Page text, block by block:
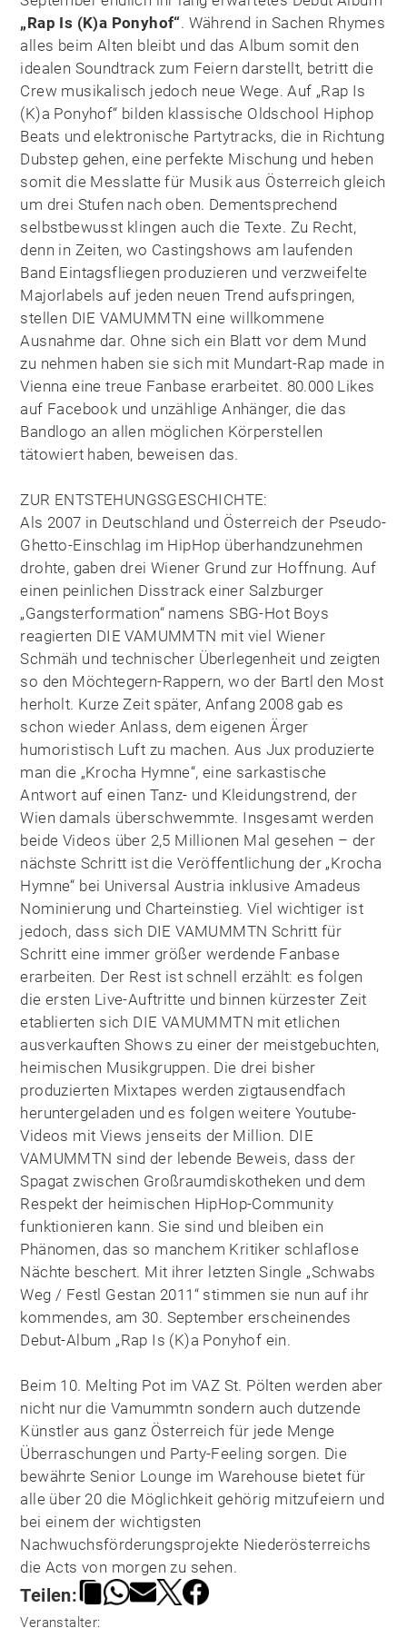
„Rap Is (K)a Ponyhof“. Während in Sachen Rhymes
alles beim Alten bleibt und das Album somit den
idealen Soundtrack zum Feiern darstellt, betritt die
Crew musikalisch jedoch neue Wege. Auf „Rap Is
(K)a Ponyhof“ bilden klassische Oldschool Hiphop
Beats und elektronische Partytracks, die in Richtung
Dubstep gehen, eine perfekte Mischung und heben
somit die Messlatte für Musik aus Österreich gleich
um drei Stufen nach oben. Dementsprechend
selbstbewusst klingen auch die Texte. Zu Recht,
denn in Zeiten, wo Castingshows am laufenden
Band Eintagsfliegen produzieren und verzweifelte
Majorlabels auf jeden neuen Trend aufspringen,
stellen DIE VAMUMMTN eine willkommene
Ausnahme dar. Ohne sich ein Blatt vor dem Mund
zu nehmen haben sie sich mit Mundart-Rap made in
Vienna eine treue Fanbase erarbeitet. 80.000 Likes
auf Facebook und unzählige Anhänger, die das
Bandlogo an allen möglichen Körperstellen
tätowiert haben, beweisen das.
ZUR ENTSTEHUNGSGESCHICHTE:
Als 2007 in Deutschland und Österreich der Pseudo-
Ghetto-Einschlag im HipHop überhandzunehmen
drohte, gaben drei Wiener Grund zur Hoffnung. Auf
einen peinlichen Disstrack einer Salzburger
„Gangsterformation“ namens SBG-Hot Boys
reagierten DIE VAMUMMTN mit viel Wiener
Schmäh und technischer Überlegenheit und zeigten
so den Möchtegern-Rappern, wo der Bartl den Most
herholt. Kurze Zeit später, Anfang 2008 gab es
schon wieder Anlass, dem eigenen Ärger
humoristisch Luft zu machen. Aus Jux produzierte
man die „Krocha Hymne“, eine sarkastische
Antwort auf einen Tanz- und Kleidungstrend, der
Wien damals überschwemmte. Insgesamt werden
beide Videos über 2,5 Millionen Mal gesehen – der
nächste Schritt ist die Veröffentlichung der „Krocha
Hymne“ bei Universal Austria inklusive Amadeus
Nominierung und Charteinstieg. Viel wichtiger ist
jedoch, dass sich DIE VAMUMMTN Schritt für
Schritt eine immer größer werdende Fanbase
erarbeiten. Der Rest ist schnell erzählt: es folgen
die ersten Live-Auftritte und binnen kürzester Zeit
etablierten sich DIE VAMUMMTN mit etlichen
ausverkauften Shows zu einer der meistgebuchten,
heimischen Musikgruppen. Die drei bisher
produzierten Mixtapes werden zigtausendfach
heruntergeladen und es folgen weitere Youtube-
Videos mit Views jenseits der Million. DIE
VAMUMMTN sind der lebende Beweis, dass der
Spagat zwischen Großraumdiskotheken und dem
Respekt der heimischen HipHop-Community
funktionieren kann. Sie sind und bleiben ein
Phänomen, das so manchem Kritiker schlaflose
Nächte beschert. Mit ihrer letzten Single „Schwabs
Weg / Festl Gestan 2011“ stimmen sie nun auf ihr
kommendes, am 30. September erscheinendes
Debut-Album „Rap Is (K)a Ponyhof ein.
Beim 10. Melting Pot im VAZ St. Pölten werden aber
nicht nur die Vamummtn sondern auch dutzende
Künstler aus ganz Österreich für jede Menge
Überraschungen und Party-Feeling sorgen. Die
bewährte Senior Lounge im Warehouse bietet für
alle über 20 die Möglichkeit gehörig mitzufeiern und
bei einem der wichtigsten
Nachwuchsförderungsprojekte Niederösterreichs
die Acts von morgen zu sehen.
Teilen:
Veranstalter: